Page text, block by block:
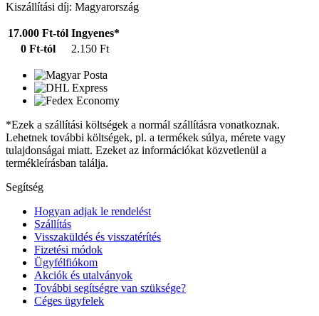
Kiszállítási díj: Magyarország
17.000 Ft-tól Ingyenes*
0 Ft-tól
2.150 Ft
*Ezek a szállítási költségek a normál szállításra vonatkoznak.
Lehetnek további költségek, pl. a termékek súlya, mérete vagy
tulajdonságai miatt. Ezeket az információkat közvetlenül a
termékleírásban találja.
Segítség
Hogyan adjak le rendelést
Szállítás
Visszaküldés és visszatérítés
Fizetési módok
Ügyfélfiókom
Akciók és utalványok
További segítségre van szüksége?
Céges ügyfelek